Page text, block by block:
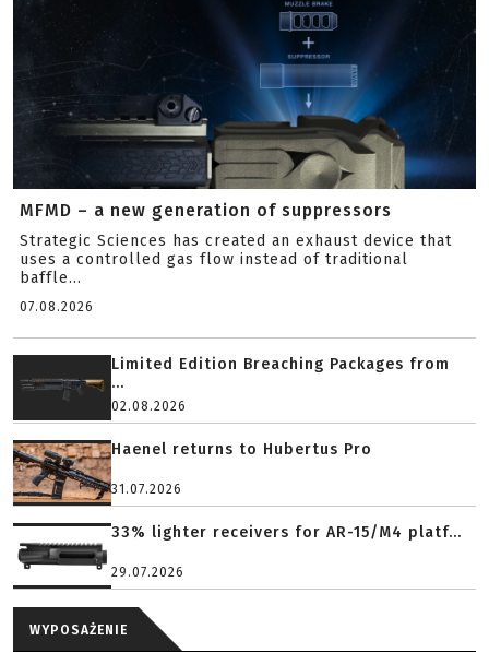
MFMD – a new generation of suppressors
Strategic Sciences has created an exhaust device that
uses a controlled gas flow instead of traditional
baffle...
07.08.2026
Limited Edition Breaching Packages from
...
02.08.2026
Haenel returns to Hubertus Pro
31.07.2026
33% lighter receivers for AR-15/M4 platf...
29.07.2026
WYPOSAŻENIE